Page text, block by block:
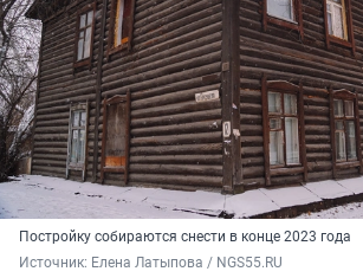
Постройку собираются снести в конце 2023 года
Источник: Елена Латыпова / NGS55.RU